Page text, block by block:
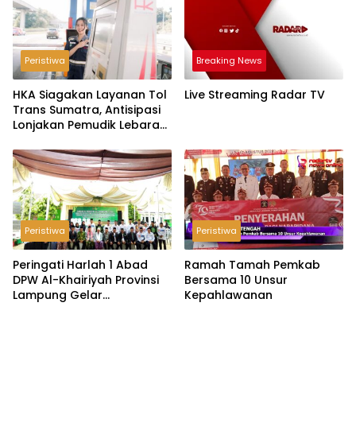
Peristiwa
HKA Siagakan Layanan Tol
Trans Sumatra, Antisipasi
Lonjakan Pemudik Lebaran
Breaking News
Live Streaming Radar TV
Peristiwa
Peringati Harlah 1 Abad
DPW Al-Khairiyah Provinsi
Lampung Gelar
Peristiwa
Ramah Tamah Pemkab
Bersama 10 Unsur
Kepahlawanan